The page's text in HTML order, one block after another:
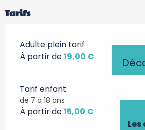
Tarifs
Adulte plein tarif
À partir de19,00 €
Tarif enfant
de 7 à 18 ans
À partir de15,00 €